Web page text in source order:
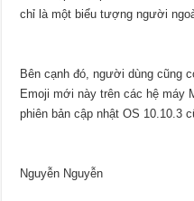
chỉ là một biểu tượng người
Bên cạnh đó, người dùng cũng
Emoji mới này trên các hệ máy
phiên bản cập nhật OS 10.10.3
Nguyễn Nguyễn